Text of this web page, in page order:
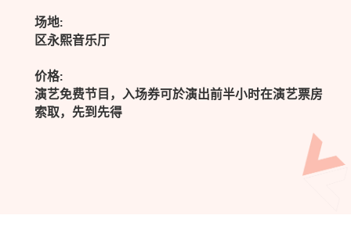
场地:
区永熙音乐厅
价格:
演艺免费节目，入场券可於演出前半小时在演艺票房
索取，先到先得